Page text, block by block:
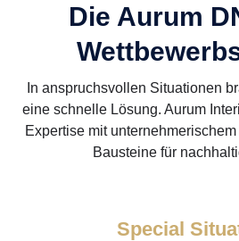
Die Aurum
In anspruchsvollen Situationen
eine schnelle Lösung. Aurum
Expertise mit
Bausteine für
Special